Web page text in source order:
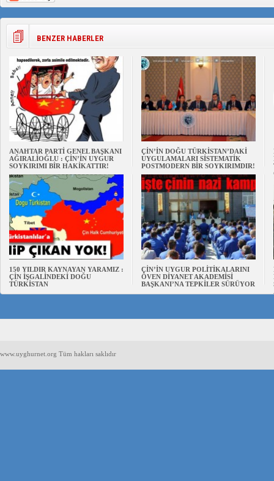
BENZER HABERLER
ANAHTAR PARTİ GENEL BAŞKANI
AĞIRALİOĞLU : ÇİN’İN UYGUR
SOYKIRIMI BİR HAKİKATTIR!
ÇİN’İN DOĞU TÜRKİSTAN’DAKİ
UYGULAMALARI SİSTEMATİK
POSTMODERN BİR SOYKIRIMDIR!
150 YILDIR KAYNAYAN YARAMIZ :
ÇİN İŞGALİNDEKİ DOĞU
TÜRKİSTAN
ÇİN’İN UYGUR POLİTİKALARINI
ÖVEN DİYANET AKADEMİSİ
BAŞKANI’NA TEPKİLER SÜRÜYOR
www.uyghurnet.org Tüm hakları saklıdır